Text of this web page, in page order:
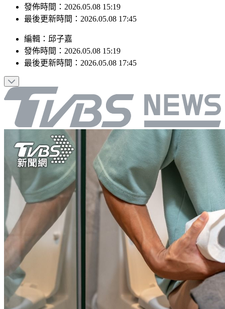
發佈時間：2026.05.08 15:19
最後更新時間：2026.05.08 17:45
編輯 ： 邱子嘉
發佈時間： 2026.05.08 15:19
最後更新時間： 2026.05.08 17:45